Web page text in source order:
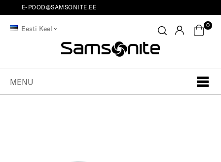
E-POOD@SAMSONITE.EE
Eesti Keel 0
MENU